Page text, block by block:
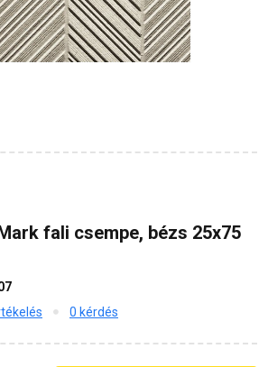
fali csempe, bézs 25x75
0 kérdés